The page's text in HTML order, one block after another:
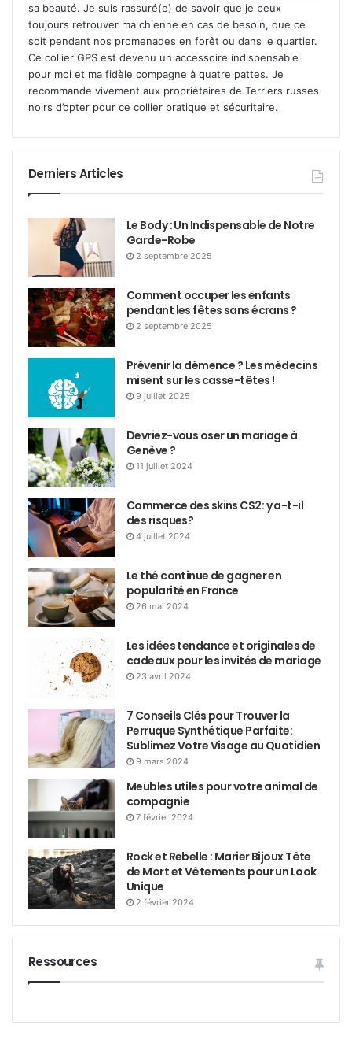
sa beauté. Je suis rassuré(e) de savoir que je peux
toujours retrouver ma chienne en cas de besoin, que ce
soit pendant nos promenades en forêt ou dans le quartier.
Ce collier GPS est devenu un accessoire indispensable
pour moi et ma fidèle compagne à quatre pattes. Je
recommande vivement aux propriétaires de Terriers russes
noirs d’opter pour ce collier pratique et sécuritaire.
Derniers Articles
Le Body : Un Indispensable de Notre
Garde-Robe
2 septembre 2025
Comment occuper les enfants
pendant les fêtes sans écrans ?
2 septembre 2025
Prévenir la démence ? Les médecins
misent sur les casse-têtes !
9 juillet 2025
Devriez-vous oser un mariage à
Genève ?
11 juillet 2024
Commerce des skins CS2: y a-t-il
des risques?
4 juillet 2024
Le thé continue de gagner en
popularité en France
26 mai 2024
Les idées tendance et originales de
cadeaux pour les invités de mariage
23 avril 2024
7 Conseils Clés pour Trouver la
Perruque Synthétique Parfaite:
Sublimez Votre Visage au Quotidien
9 mars 2024
Meubles utiles pour votre animal de
compagnie
7 février 2024
Rock et Rebelle : Marier Bijoux Tête
de Mort et Vêtements pour un Look
Unique
2 février 2024
Ressources